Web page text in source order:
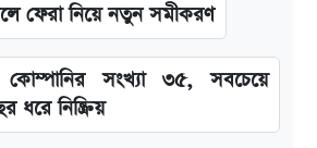
ফেরা নিয়ে নতুন সমীকরণ
সংখ্যা ৩৫, সবচেয়ে
নিষ্ক্রিয়